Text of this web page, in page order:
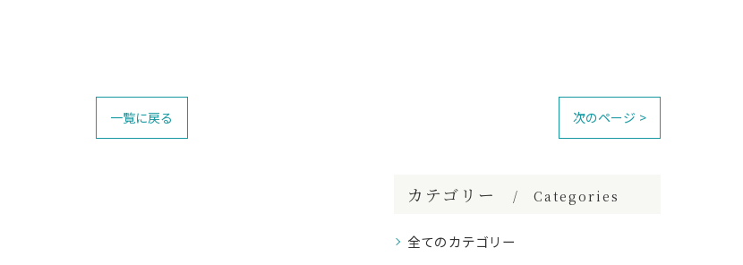
一覧に戻る 次のページ >
カテゴリー Categories
全てのカテゴリー